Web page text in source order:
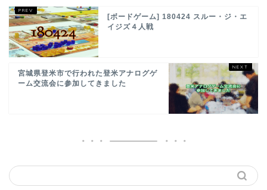
[ボードゲーム] 180424 スルー・ジ・エ
イジズ４人戦
宮城県登米市で行われた登米アナログゲ
ーム交流会に参加してきました